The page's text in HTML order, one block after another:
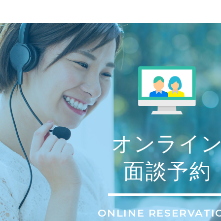
オンライ
面談予約
ONLINE